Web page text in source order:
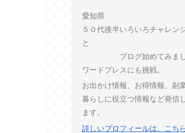
愛知県
５０代後半いろいろチャレン
ブログ始めてみまし
ワードプレスにも挑戦。
お出かけ情報、お得情報、副
暮らしに役立つ情報など発信
ます。
詳しいプロフィールは、こち